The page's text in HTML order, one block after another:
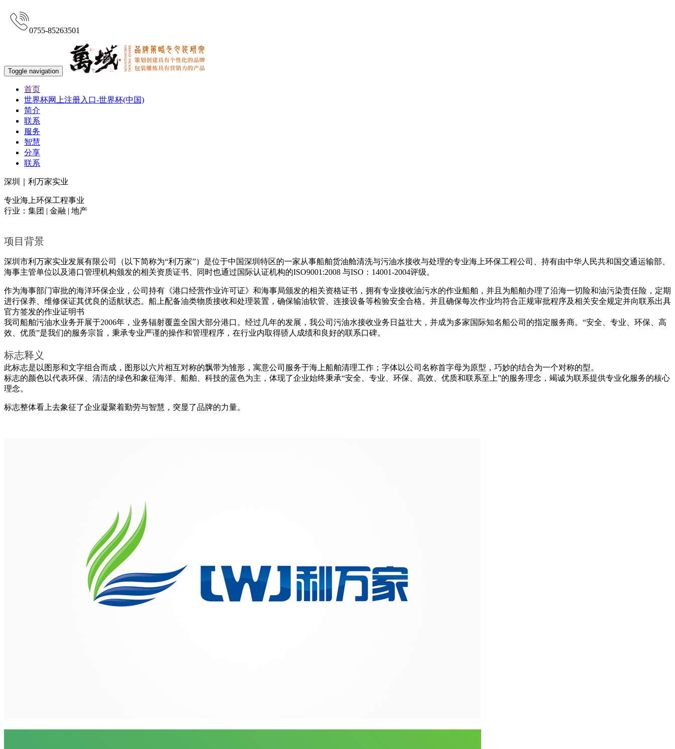
0755-85263501
Toggle navigation
首页
世界杯网上注册入口-世界杯(中国)
简介
联系
服务
智慧
分享
联系
深圳｜利万家实业
专业海上环保工程事业
行业：集团 | 金融 | 地产
项目背景
深圳市利万家实业发展有限公司（以下简称为“利万家”）是位于中国深圳特区的一家从事船舶货油舱清洗与污油水接收与处理的专业海上环保工程公司、持有由中华人民共和国交通运输部、
海事主管单位以及港口管理机构颁发的相关资质证书、同时也通过国际认证机构的ISO9001:2008 与ISO：14001-2004评级。
作为海事部门审批的海洋环保企业，公司持有《港口经营作业许可证》和海事局颁发的相关资格证书，拥有专业接收油污水的作业船舶，并且为船舶办理了沿海一切险和油污染责任险，定期
进行保养、维修保证其优良的适航状态。船上配备油类物质接收和处理装置，确保输油软管、连接设备等检验安全合格。并且确保每次作业均符合正规审批程序及相关安全规定并向联系出具
官方签发的作业证明书
我司船舶污油水业务开展于2006年，业务辐射覆盖全国大部分港口。经过几年的发展，我公司污油水接收业务日益壮大，并成为多家国际知名船公司的指定服务商。“安全、专业、环保、高
效、优质”是我们的服务宗旨，秉承专业严谨的操作和管理程序，在行业内取得骄人成绩和良好的联系口碑。
标志释义
此标志是以图形和文字组合而成，图形以六片相互对称的飘带为雏形，寓意公司服务于海上船舶清理工作；字体以公司名称首字母为原型，巧妙的结合为一个对称的型。
标志的颜色以代表环保、清洁的绿色和象征海洋、船舶、科技的蓝色为主，体现了企业始终秉承“安全、专业、环保、高效、优质和联系至上”的服务理念，竭诚为联系提供专业化服务的核心
理念。
标志整体看上去象征了企业凝聚着勤劳与智慧，突显了品牌的力量。